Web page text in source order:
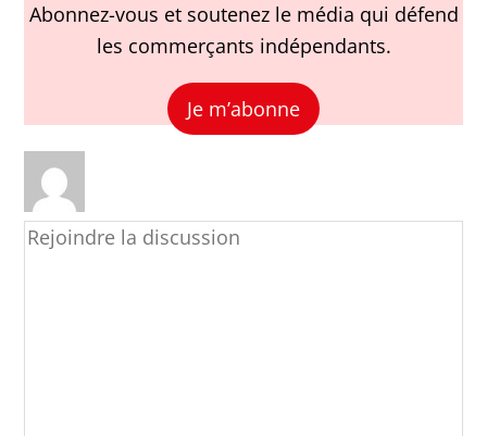
Abonnez-vous et soutenez le média qui défend
les commerçants indépendants.
Je m’abonne